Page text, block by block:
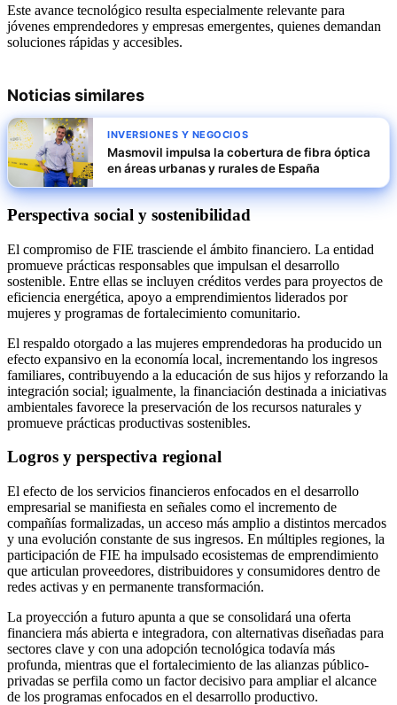
Este avance tecnológico resulta especialmente relevante para
jóvenes emprendedores y empresas emergentes, quienes demandan
soluciones rápidas y accesibles.
Noticias similares
INVERSIONES Y NEGOCIOS
Masmovil impulsa la cobertura de fibra óptica
en áreas urbanas y rurales de España
Perspectiva social y sostenibilidad
El compromiso de FIE trasciende el ámbito financiero. La entidad
promueve prácticas responsables que impulsan el desarrollo
sostenible. Entre ellas se incluyen créditos verdes para proyectos de
eficiencia energética, apoyo a emprendimientos liderados por
mujeres y programas de fortalecimiento comunitario.
El respaldo otorgado a las mujeres emprendedoras ha producido un
efecto expansivo en la economía local, incrementando los ingresos
familiares, contribuyendo a la educación de sus hijos y reforzando la
integración social; igualmente, la financiación destinada a iniciativas
ambientales favorece la preservación de los recursos naturales y
promueve prácticas productivas sostenibles.
Logros y perspectiva regional
El efecto de los servicios financieros enfocados en el desarrollo
empresarial se manifiesta en señales como el incremento de
compañías formalizadas, un acceso más amplio a distintos mercados
y una evolución constante de sus ingresos. En múltiples regiones, la
participación de FIE ha impulsado ecosistemas de emprendimiento
que articulan proveedores, distribuidores y consumidores dentro de
redes activas y en permanente transformación.
La proyección a futuro apunta a que se consolidará una oferta
financiera más abierta e integradora, con alternativas diseñadas para
sectores clave y con una adopción tecnológica todavía más
profunda, mientras que el fortalecimiento de las alianzas público-
privadas se perfila como un factor decisivo para ampliar el alcance
de los programas enfocados en el desarrollo productivo.